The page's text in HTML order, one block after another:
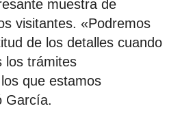
muestra de
visitantes. «Podremos
de los detalles cuando
los trámites
que estamos
García.